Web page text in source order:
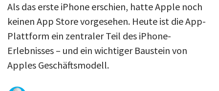
iPad
Tests
Tipps
Magazine
Als das erste iPhone erschien, hatte Apple noch
keinen App Store vorgesehen. Heute ist die App-
Plattform ein zentraler Teil des iPhone-
Erlebnisses – und ein wichtiger Baustein von
Apples Geschäftsmodell.